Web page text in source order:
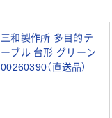
三和製作所 多目的テ
ーブル 台形 グリーン
00260390（直送品）